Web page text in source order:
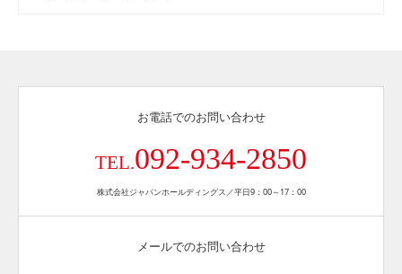
お電話でのお問い合わせ
TEL.092-934-2850
株式会社ジャパンホールディングス／平日9：00～17：00
メールでのお問い合わせ